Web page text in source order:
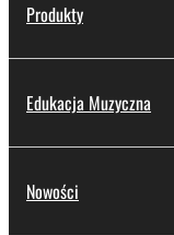
Produkty
Edukacja Muzyczna
Nowości